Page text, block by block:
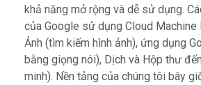
khả năng mở rộng và dễ sử dụng.
của Google sử dụng Cloud Machine
Ảnh (tìm kiếm hình ảnh), ứng dụng
bằng giọng nói), Dịch và Hộp thư
minh). Nền tảng của chúng tôi bây